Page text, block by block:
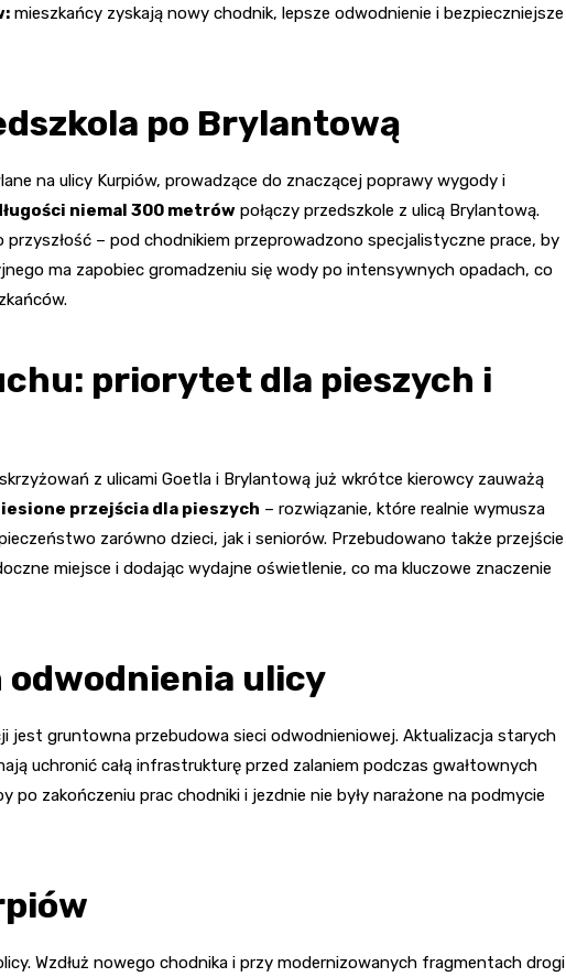
mieszkańcy zyskają nowy chodnik, lepsze odwodnienie i bezpieczniejsze
po Brylantową
na ulicy Kurpiów, prowadzące do znaczącej poprawy wygody i
niemal 300 metrów połączy przedszkole z ulicą Brylantową.
– pod chodnikiem przeprowadzono specjalistyczne prace, by
ma zapobiec gromadzeniu się wody po intensywnych opadach, co
priorytet dla pieszych i
z ulicami Goetla i Brylantową już wkrótce kierowcy zauważą
przejścia dla pieszych – rozwiązanie, które realnie wymusza
zarówno dzieci, jak i seniorów. Przebudowano także przejście
miejsce i dodając wydajne oświetlenie, co ma kluczowe znaczenie
odwodnienia ulicy
gruntowna przebudowa sieci odwodnieniowej. Aktualizacja starych
uchronić całą infrastrukturę przed zalaniem podczas gwałtownych
po zakończeniu prac chodniki i jezdnie nie były narażone na podmycie
Wzdłuż nowego chodnika i przy modernizowanych fragmentach drogi